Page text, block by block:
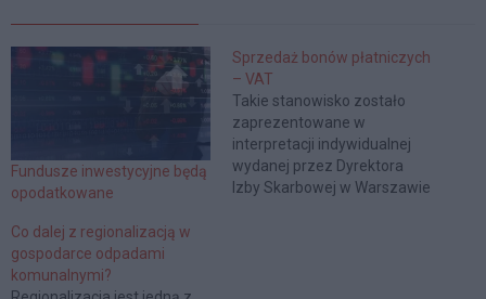
Fundusze inwestycyjne będą
opodatkowane
Sprzedaż bonów płatniczych
– VAT
Takie stanowisko zostało
zaprezentowane w
interpretacji indywidualnej
wydanej przez Dyrektora
Izby Skarbowej w Warszawie
Co dalej z regionalizacją w
gospodarce odpadami
komunalnymi?